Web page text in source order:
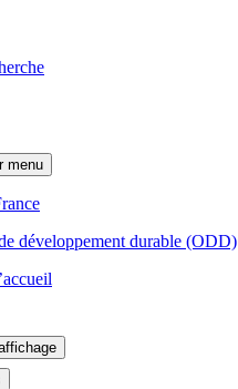
menu
développement durable (ODD)